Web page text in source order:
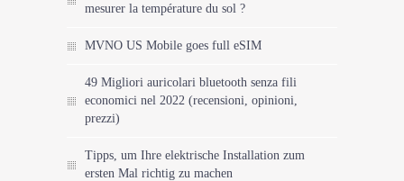
mesurer la température du sol ?
MVNO US Mobile goes full eSIM
49 Migliori auricolari bluetooth senza fili
economici nel 2022 (recensioni, opinioni,
prezzi)
Tipps, um Ihre elektrische Installation zum
ersten Mal richtig zu machen